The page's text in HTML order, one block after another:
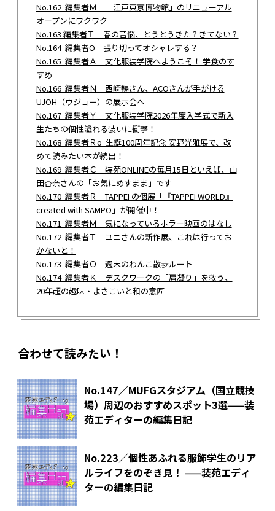
No.162 編集者Ｍ 「江戸東京博物館」のリニューアル
オープンにワクワク
No.163 編集者Ｔ 春の苦悩、とうとうきた？きてない？
No.164 編集者О 張り切ってオシャレする？
No.165 編集者Ａ 文化服装学院へようこそ！ 学食のす
すめ
No.166 編集者Ｎ 西崎暢さん、ACOさんが手がける
UJOH（ウジョー）の展示会へ
No.167 編集者Ｙ 文化服装学院2026年度入学式で新入
生たちの個性溢れる装いに衝撃！
No.168 編集者Ｒo 生誕100周年記念 安野光雅展で、改
めて読みたい本が続出！
No.169 編集者Ｃ 装苑ONLINEの毎月15日といえば、山
田杏奈さんの「お気にめすまま」です
No.170 編集者Ｒ TAPPEI の個展「『TAPPEI WORLD』
created with SAMPO」が開催中！
No.171 編集者Ｍ 気になっているホラー映画のはなし
No.172 編集者Ｔ ユニさんの新作展、これは行ってお
かないと！
No.173 編集者Ｏ 週末のわんこ散歩ルート
No.174 編集者Ｋ デスクワークの「肩凝り」を救う、
20年超の趣味・よさこいと和の意匠
合わせて読みたい！
No.147／MUFGスタジアム（国立競技
場）周辺のおすすめスポット3選——装
苑エディターの編集日記
No.223／個性あふれる服飾学生のリア
ルライフをのぞき見！ ——装苑エディ
ターの編集日記